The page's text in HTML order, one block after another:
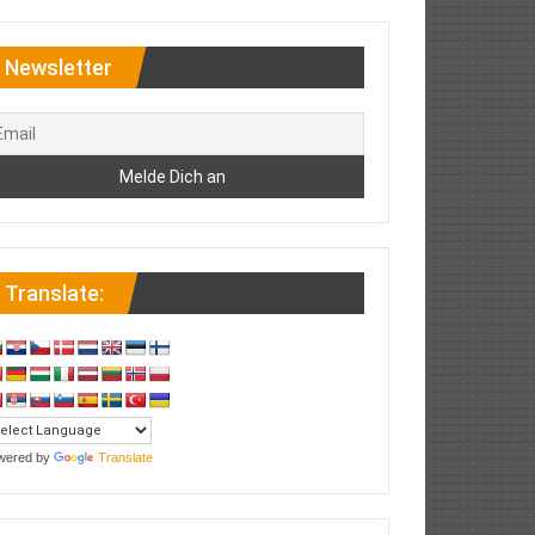
Newsletter
Translate:
by Translate